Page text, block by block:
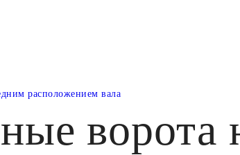
расположением вала
ворота